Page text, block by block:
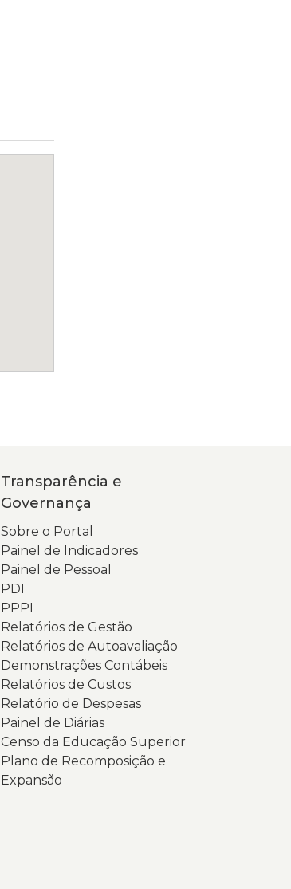
Transparência e
Governança
Sobre o Portal
Painel de Indicadores
Painel de Pessoal
PDI
PPPI
Relatórios de Gestão
Relatórios de Autoavaliação
Demonstrações Contábeis
Relatórios de Custos
Relatório de Despesas
Painel de Diárias
Censo da Educação Superior
Plano de Recomposição e
Expansão